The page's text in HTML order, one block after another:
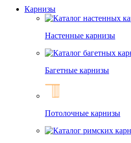
Карнизы
Настенные карнизы
Багетные карнизы
Потолочные карнизы